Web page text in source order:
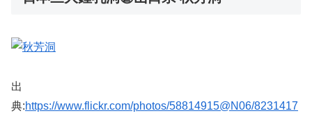
出
典:https://www.flickr.com/photos/58814915@N06/8231417